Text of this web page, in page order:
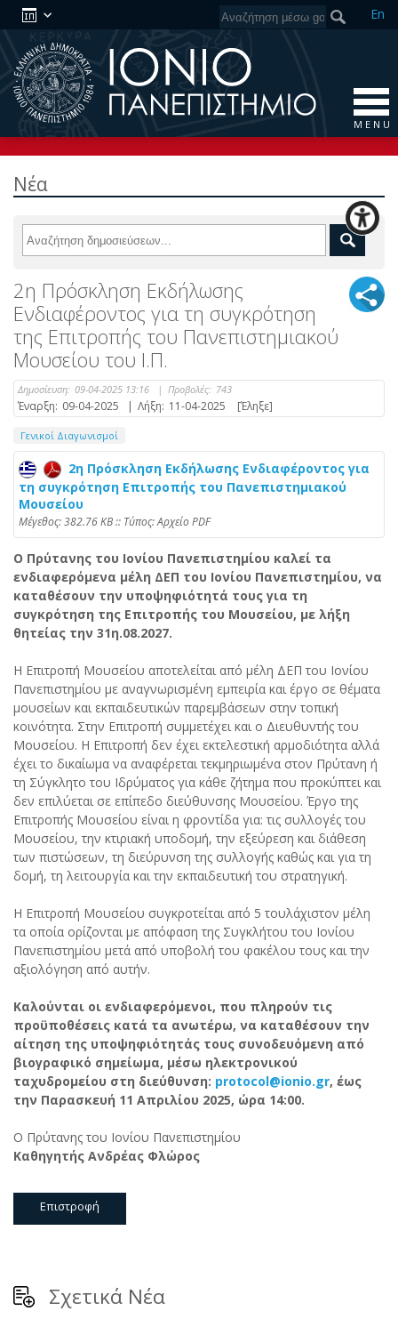
En
M E N U
Νέα
2η Πρόσκληση Εκδήλωσης
Ενδιαφέροντος για τη συγκρότηση
της Επιτροπής του Πανεπιστημιακού
Μουσείου του Ι.Π.
Δημοσίευση: 09-04-2025 13:16 | Προβολές: 743
Έναρξη: 09-04-2025 | Λήξη: 11-04-2025 [Έληξε]
Γενικοί Διαγωνισμοί
2η Πρόσκληση Εκδήλωσης Ενδιαφέροντος για
τη συγκρότηση Επιτροπής του Πανεπιστημιακού
Μουσείου
Mέγεθος: 382.76 KB :: Τύπος: Αρχείο PDF
Ο Πρύτανης του Ιονίου Πανεπιστημίου καλεί τα
ενδιαφερόμενα μέλη ΔΕΠ του Ιονίου Πανεπιστημίου, να
καταθέσουν την υποψηφιότητά τους για τη
συγκρότηση της Επιτροπής του Μουσείου, με λήξη
θητείας την 31η.08.2027.
Η Επιτροπή Μουσείου αποτελείται από μέλη ΔΕΠ του Ιονίου
Πανεπιστημίου με αναγνωρισμένη εμπειρία και έργο σε θέματα
μουσείων και εκπαιδευτικών παρεμβάσεων στην τοπική
κοινότητα. Στην Επιτροπή συμμετέχει και ο Διευθυντής του
Μουσείου. Η Επιτροπή δεν έχει εκτελεστική αρμοδιότητα αλλά
έχει το δικαίωμα να αναφέρεται τεκμηριωμένα στον Πρύτανη ή
τη Σύγκλητο του Ιδρύματος για κάθε ζήτημα που προκύπτει και
δεν επιλύεται σε επίπεδο διεύθυνσης Μουσείου. Έργο της
Επιτροπής Μουσείου είναι η φροντίδα για: τις συλλογές του
Μουσείου, την κτιριακή υποδομή, την εξεύρεση και διάθεση
των πιστώσεων, τη διεύρυνση της συλλογής καθώς και για τη
δομή, τη λειτουργία και την εκπαιδευτική του στρατηγική.
Η Επιτροπή Μουσείου συγκροτείται από 5 τουλάχιστον μέλη
τα οποία ορίζονται με απόφαση της Συγκλήτου του Ιονίου
Πανεπιστημίου μετά από υποβολή του φακέλου τους και την
αξιολόγηση από αυτήν.
Καλούνται οι ενδιαφερόμενοι, που πληρούν τις
προϋποθέσεις κατά τα ανωτέρω, να καταθέσουν την
αίτηση της υποψηφιότητάς τους συνοδευόμενη από
βιογραφικό σημείωμα, μέσω ηλεκτρονικού
ταχυδρομείου στη διεύθυνση: protocol@ionio.gr, έως
την Παρασκευή 11 Απριλίου 2025, ώρα 14:00.
Ο Πρύτανης του Ιονίου Πανεπιστημίου
Καθηγητής Ανδρέας Φλώρος
Επιστροφή
Σχετικά Νέα